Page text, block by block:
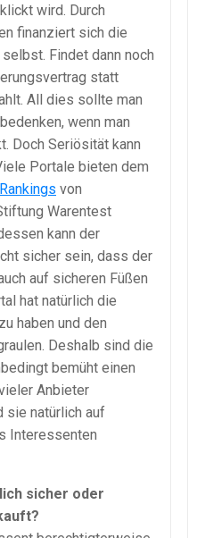
wird. Durch
finanziert sich die
Findet dann noch
statt
All dies sollte man
wenn man
Doch Seriösität kann
Portale bieten dem
Rankings von
Warentest
kann der
sicher sein, dass der
auf sicheren Füßen
hat natürlich die
haben und den
Deshalb sind die
bemüht einen
Anbieter
sie natürlich auf
Interessenten
sicher oder